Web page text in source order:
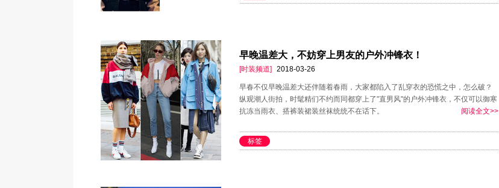
早晚温差大，不妨穿上男友的户外冲锋衣！
[时装频道] 2018-03-26
早春不仅早晚温差大还伴随着春雨，大家都陷入了乱穿衣的恐慌之中，怎么破？
纵观潮人街拍，时髦精们不约而同都穿上了"直男风"的户外冲锋衣，不仅可以御寒
抗冻当雨衣、搭裤装裙装丝袜统统不在话下。
阅读全文>>
标签